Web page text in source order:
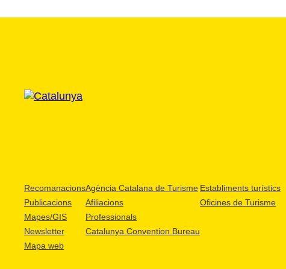
Recomanacions
Publicacions
Mapes/GIS
Newsletter
Mapa web
Agència Catalana de Turisme
Afiliacions
Professionals
Catalunya Convention Bureau
Establiments turístics
Oficines de Turisme